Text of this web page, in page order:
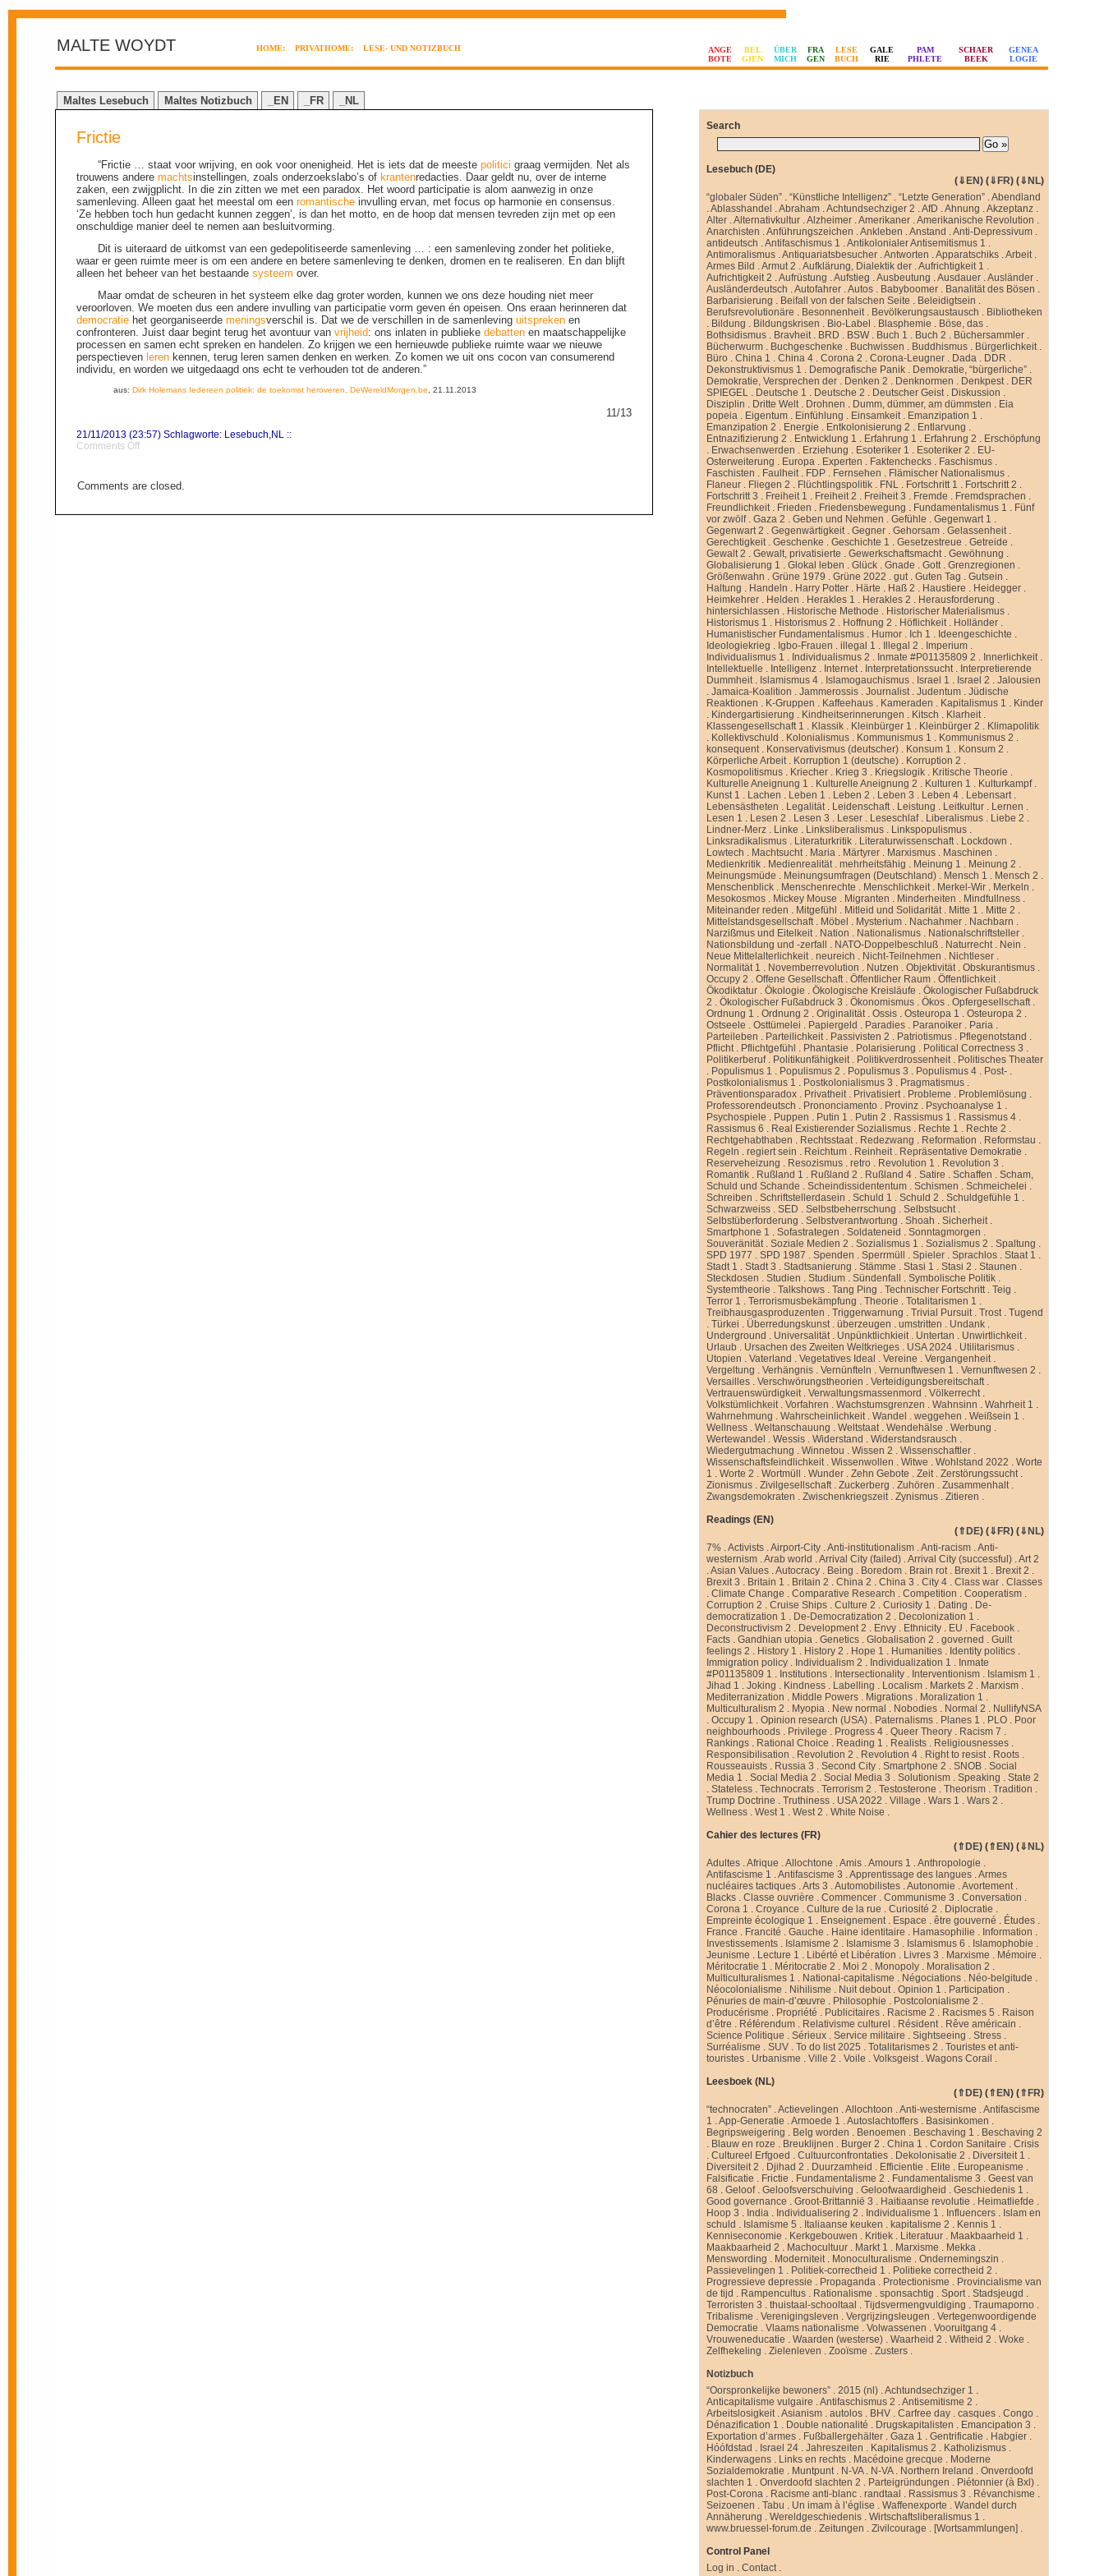
MALTE WOYDT HOME: PRIVATHOME: LESE- UND NOTIZBUCH
ANGE
BOTE
BEL
GIEN
ÜBER
MICH
FRA
GEN
LESE
BUCH
GALE
RIE
PAM
PHLETE
SCHAER
BEEK
GENEA
LOGIE
Maltes Lesebuch Maltes Notizbuch _EN _FR _NL
Frictie
“Frictie … staat voor wrijving, en ook voor onenigheid. Het is iets dat de meestepolitici graag vermijden. Net als
trouwens anderemachtsinstellingen, zoals onderzoekslabo’s of krantenredacties. Daar geldt nu, over de interne
zaken, een zwijgplicht. In die zin zitten we met een paradox. Het woord participatie is alom aanwezig in onze
samenleving. Alleen gaat het meestal om eenromantische invulling ervan, met focus op harmonie en consensus.
‘Ze hebben toch hun gedacht kunnen zeggen’, is dan het motto, en de hoop dat mensen tevreden zijn met op een
onschuldige manier deel te nemen aan besluitvorming.
Dit is uiteraard de uitkomst van een gedepolitiseerde samenleving … : een samenleving zonder het politieke,
waar er geen ruimte meer is om een andere en betere samenleving te denken, dromen en te realiseren. En dan blijft
alleen het beheer van het bestaandesysteem over.
Maar omdat de scheuren in het systeem elke dag groter worden, kunnen we ons deze houding niet meer
veroorloven. We moeten dus een andere invulling van participatie vorm geven én opeisen. Ons eraan herinneren dat
democratie het georganiseerdemeningsverschil is. Dat we de verschillen in de samenlevinguitspreken en
confronteren. Juist daar begint terug het avontuur vanvrijheid: ons inlaten in publiekedebatten en maatschappelijke
processen en samen echt spreken en handelen. Zo krijgen we een hernieuwde publieke ruimte waar we nieuwe
perspectieven leren kennen, terug leren samen denken en werken. Zo komen we uit ons cocon van consumerend
individu, en worden we uitgedaagd ons echt te verhouden tot de anderen.”
aus: Dirk Holemans Iedereen politiek: de toekomst heroveren, DeWereldMorgen.be , 21.11.2013
11/13
21/11/2013 (23:57) Schlagworte: Lesebuch,NL ::
Comments Offon
Comments are closed.
Search
Lesebuch (DE)
(⇓EN) (⇓FR) (⇓NL)
“globaler Süden” .“Künstliche Intelligenz” .“Letzte Generation” .Abendland
.Ablasshandel .Abraham .Achtundsechziger 2 .AfD .Ahnung .Akzeptanz .
Alter .Alternativkultur .Alzheimer .Amerikaner .Amerikanische Revolution .
Anarchisten .Anführungszeichen .Ankleben .Anstand .Anti-Depressivum .
antideutsch .Antifaschismus 1 .Antikolonialer Antisemitismus 1 .
Antimoralismus .Antiquariatsbesucher .Antworten .Apparatschiks .Arbeit.
Armes Bild .Armut 2 .Aufklärung, Dialektik der .Aufrichtigkeit 1 .
Aufrichtigkeit 2 .Aufrüstung .Aufstieg .Ausbeutung .Ausdauer .Ausländer .
Ausländerdeutsch .Autofahrer .Autos . Babyboomer . Banalität des Bösen .
Barbarisierung . Beifall von der falschen Seite . Beleidigtsein .
Berufsrevolutionäre . Besonnenheit. Bevölkerungsaustausch . Bibliotheken
. Bildung . Bildungskrisen . Bio-Label . Blasphemie . Böse, das .
Bothsidismus . Bravheit. BRD . BSW. Buch 1 . Buch 2 . Büchersammler .
Bücherwurm . Buchgeschenke . Buchwissen . Buddhismus . Bürgerlichkeit.
Büro .China 1 .China 4 .Corona 2 .Corona-Leugner . Dada . DDR .
Dekonstruktivismus 1 . Demografische Panik . Demokratie, “bürgerliche” .
Demokratie, Versprechen der . Denken 2 . Denknormen . Denkpest. DER
SPIEGEL . Deutsche 1 . Deutsche 2 . Deutscher Geist. Diskussion .
Disziplin . Dritte Welt. Drohnen . Dumm, dümmer, am dümmsten . Eia
popeia . Eigentum . Einfühlung . Einsamkeit. Emanzipation 1 .
Emanzipation 2 . Energie . Entkolonisierung 2 . Entlarvung .
Entnazifizierung 2 . Entwicklung 1 . Erfahrung 1 . Erfahrung 2 . Erschöpfung
. Erwachsenwerden . Erziehung . Esoteriker 1 . Esoteriker 2 . EU-
Osterweiterung . Europa . Experten . Faktenchecks . Faschismus .
Faschisten . Faulheit. FDP . Fernsehen . Flämischer Nationalismus .
Flaneur . Fliegen 2 . Flüchtlingspolitik . FNL . Fortschritt 1 . Fortschritt 2 .
Fortschritt 3 . Freiheit 1 . Freiheit 2 . Freiheit 3 . Fremde . Fremdsprachen .
Freundlichkeit. Frieden . Friedensbewegung . Fundamentalismus 1 . Fünf
vor zwölf.Gaza 2 .Geben und Nehmen .Gefühle .Gegenwart 1 .
Gegenwart 2 .Gegenwärtigkeit.Gegner .Gehorsam .Gelassenheit.
Gerechtigkeit.Geschenke .Geschichte 1 .Gesetzestreue .Getreide .
Gewalt 2 .Gewalt, privatisierte .Gewerkschaftsmacht.Gewöhnung .
Globalisierung 1 .Glokal leben .Glück .Gnade .Gott.Grenzregionen .
Größenwahn .Grüne 1979 .Grüne 2022 .gut.Guten Tag .Gutsein .
Haltung . Handeln . Harry Potter . Härte . Haß 2 . Haustiere . Heidegger .
Heimkehrer . Helden . Herakles 1 . Herakles 2 . Herausforderung .
hintersichlassen . Historische Methode . Historischer Materialismus .
Historismus 1 . Historismus 2 . Hoffnung 2 . Höflichkeit. Holländer .
Humanistischer Fundamentalismus . Humor . Ich 1 . Ideengeschichte .
Ideologiekrieg . Igbo-Frauen .illegal 1 . Illegal 2 . Imperium .
Individualismus 1 . Individualismus 2 . Inmate #P01135809 2 . Innerlichkeit.
Intellektuelle . Intelligenz . Internet. Interpretationssucht. Interpretierende
Dummheit. Islamismus 4 . Islamogauchismus . Israel 1 . Israel 2 .Jalousien
.Jamaica-Koalition .Jammerossis .Journalist.Judentum .Jüdische
Reaktionen . K-Gruppen . Kaffeehaus . Kameraden . Kapitalismus 1 . Kinder
. Kindergartisierung . Kindheitserinnerungen . Kitsch . Klarheit.
Klassengesellschaft 1 . Klassik . Kleinbürger 1 . Kleinbürger 2 . Klimapolitik
. Kollektivschuld . Kolonialismus . Kommunismus 1 . Kommunismus 2 .
konsequent. Konservativismus (deutscher) . Konsum 1 . Konsum 2 .
Körperliche Arbeit. Korruption 1 (deutsche) . Korruption 2 .
Kosmopolitismus . Kriecher . Krieg 3 . Kriegslogik . Kritische Theorie .
Kulturelle Aneignung 1 . Kulturelle Aneignung 2 . Kulturen 1 . Kulturkampf.
Kunst 1 . Lachen . Leben 1 . Leben 2 . Leben 3 . Leben 4 . Lebensart.
Lebensästheten . Legalität. Leidenschaft. Leistung . Leitkultur . Lernen .
Lesen 1 . Lesen 2 . Lesen 3 . Leser . Leseschlaf. Liberalismus . Liebe 2 .
Lindner-Merz . Linke . Linksliberalismus . Linkspopulismus .
Linksradikalismus . Literaturkritik . Literaturwissenschaft. Lockdown .
Lowtech . Machtsucht. Maria . Märtyrer . Marxismus . Maschinen .
Medienkritik . Medienrealität.mehrheitsfähig . Meinung 1 . Meinung 2 .
Meinungsmüde . Meinungsumfragen (Deutschland) . Mensch 1 . Mensch 2 .
Menschenblick . Menschenrechte . Menschlichkeit. Merkel-Wir . Merkeln .
Mesokosmos . Mickey Mouse . Migranten . Minderheiten . Mindfullness .
Miteinander reden . Mitgefühl . Mitleid und Solidarität. Mitte 1 . Mitte 2 .
Mittelstandsgesellschaft. Möbel . Mysterium . Nachahmer . Nachbarn .
Narzißmus und Eitelkeit. Nation . Nationalismus . Nationalschriftsteller .
Nationsbildung und -zerfall
. NATO-Doppelbeschluß . Naturrecht. Nein .
Neue Mittelalterlichkeit.neureich . Nicht-Teilnehmen . Nichtleser .
Normalität 1 . Novemberrevolution . Nutzen .Objektivität.Obskurantismus .
Occupy 2 .Offene Gesellschaft.Öffentlicher Raum .Öffentlichkeit.
Ökodiktatur .Ökologie .Ökologische Kreisläufe .Ökologischer Fußabdruck
2 .Ökologischer Fußabdruck 3 .Ökonomismus .Ökos .Opfergesellschaft.
Ordnung 1 .Ordnung 2 .Originalität.Ossis .Osteuropa 1 .Osteuropa 2 .
Ostseele .Osttümelei . Papiergeld . Paradies . Paranoiker . Paria .
Parteileben . Parteilichkeit. Passivisten 2 . Patriotismus . Pflegenotstand .
Pflicht. Pflichtgefühl . Phantasie . Polarisierung . Political Correctness 3 .
Politikerberuf. Politikunfähigkeit. Politikverdrossenheit. Politisches Theater
. Populismus 1 . Populismus 2 . Populismus 3 . Populismus 4 . Post- .
Postkolonialismus 1 . Postkolonialismus 3 . Pragmatismus .
Präventionsparadox . Privatheit. Privatisiert. Probleme . Problemlösung .
Professorendeutsch . Prononciamento . Provinz . Psychoanalyse 1 .
Psychospiele . Puppen . Putin 1 . Putin 2 . Rassismus 1 . Rassismus 4 .
Rassismus 6 . Real Existierender Sozialismus . Rechte 1 . Rechte 2 .
Rechtgehabthaben . Rechtsstaat. Redezwang . Reformation . Reformstau .
Regeln .regiert sein . Reichtum . Reinheit. Repräsentative Demokratie .
Reserveheizung . Resozismus .retro . Revolution 1 . Revolution 3 .
Romantik . Rußland 1 . Rußland 2 . Rußland 4 .Satire .Schaffen .Scham,
Schuld und Schande .Scheindissidententum .Schismen .Schmeichelei .
Schreiben .Schriftstellerdasein .Schuld 1 .Schuld 2 .Schuldgefühle 1 .
Schwarzweiss .SED .Selbstbeherrschung .Selbstsucht.
Selbstüberforderung .Selbstverantwortung .Shoah .Sicherheit.
Smartphone 1 .Sofastrategen .Soldateneid .Sonntagmorgen .
Souveränität.Soziale Medien 2 .Sozialismus 1 .Sozialismus 2 .Spaltung .
SPD 1977 .SPD 1987 .Spenden .Sperrmüll .Spieler .Sprachlos .Staat 1 .
Stadt 1 .Stadt 3 .Stadtsanierung .Stämme .Stasi 1 .Stasi 2 .Staunen .
Steckdosen .Studien .Studium .Sündenfall .Symbolische Politik .
Systemtheorie .Talkshows .Tang Ping .Technischer Fortschritt.Teig .
Terror 1 .Terrorismusbekämpfung .Theorie .Totalitarismen 1 .
Treibhausgasproduzenten .Triggerwarnung .Trivial Pursuit.Trost.Tugend
.Türkei . Überredungskunst.überzeugen .umstritten . Undank .
Underground . Universalität. Unpünktlichkieit. Untertan . Unwirtlichkeit.
Urlaub . Ursachen des Zweiten Weltkrieges . USA 2024 . Utilitarismus .
Utopien .Vaterland .Vegetatives Ideal .Vereine .Vergangenheit.
Vergeltung .Verhängnis .Vernünfteln .Vernunftwesen 1 .Vernunftwesen 2 .
Versailles .Verschwörungstheorien .Verteidigungsbereitschaft.
Vertrauenswürdigkeit.Verwaltungsmassenmord .Völkerrecht.
Volkstümlichkeit.Vorfahren .Wachstumsgrenzen .Wahnsinn .Wahrheit 1 .
Wahrnehmung .Wahrscheinlichkeit.Wandel .weggehen .Weißsein 1 .
Wellness .Weltanschauung .Weltstaat.Wendehälse .Werbung .
Wertewandel .Wessis .Widerstand .Widerstandsrausch .
Wiedergutmachung .Winnetou .Wissen 2 .Wissenschaftler .
Wissenschaftsfeindlichkeit.Wissenwollen .Witwe .Wohlstand 2022 .Worte
1 .Worte 2 .Wortmüll .Wunder .Zehn Gebote .Zeit.Zerstörungssucht.
Zionismus .Zivilgesellschaft.Zuckerberg .Zuhören .Zusammenhalt.
Zwangsdemokraten .Zwischenkriegszeit.Zynismus .Zitieren .
Readings (EN)
(⇑DE) (⇓FR) (⇓NL)
7% .Activists .Airport-City .Anti-institutionalism .Anti-racism .Anti-
westernism .Arab world .Arrival City (failed) .Arrival City (successful) .Art 2
.Asian Values .Autocracy . Being . Boredom . Brain rot. Brexit 1 . Brexit 2 .
Brexit 3 . Britain 1 . Britain 2 .China 2 .China 3 .City 4 .Class war .Classes
.Climate Change .Comparative Research .Competition .Cooperatism .
Corruption 2 .Cruise Ships .Culture 2 .Curiosity 1 . Dating . De-
democratization 1 . De-Democratization 2 . Decolonization 1 .
Deconstructivism 2 . Development 2 . Envy . Ethnicity . EU . Facebook .
Facts .Gandhian utopia .Genetics .Globalisation 2 .governed .Guilt
feelings 2 . History 1 . History 2 . Hope 1 . Humanities . Identity politics .
Immigration policy . Individualism 2 . Individualization 1 . Inmate
#P01135809 1 . Institutions . Intersectionality . Interventionism . Islamism 1 .
Jihad 1 .Joking . Kindness . Labelling . Localism . Markets 2 . Marxism .
Mediterranization . Middle Powers . Migrations . Moralization 1 .
Multiculturalism 2 . Myopia . New normal . Nobodies . Normal 2 . NullifyNSA
.Occupy 1 .Opinion research (USA) . Paternalisms . Planes 1 . PLO . Poor
neighbourhoods . Privilege . Progress 4 .Queer Theory . Racism 7 .
Rankings . Rational Choice . Reading 1 . Realists . Religiousnesses .
Responsibilisation . Revolution 2 . Revolution 4 . Right to resist. Roots .
Rousseauists . Russia 3 .Second City .Smartphone 2 .SNOB .Social
Media 1 .Social Media 2 .Social Media 3 .Solutionism .Speaking .State 2
.Stateless .Technocrats .Terrorism 2 .Testosterone .Theorism .Tradition .
Trump Doctrine .Truthiness . USA 2022 .Village .Wars 1 .Wars 2 .
Wellness .West 1 .West 2 .White Noise .
Cahier des lectures (FR)
(⇑DE) (⇑EN) (⇓NL)
Adultes .Afrique .Allochtone .Amis .Amours 1 .Anthropologie .
Antifascisme 1 .Antifascisme 3 .Apprentissage des langues .Armes
nucléaires tactiques .Arts 3 .Automobilistes .Autonomie .Avortement.
Blacks .Classe ouvrière .Commencer .Communisme 3 .Conversation .
Corona 1 .Croyance .Culture de la rue .Curiosité 2 . Diplocratie .
Empreinte écologique 1 . Enseignement. Espace .être gouverné . Études .
France . Francité .Gauche . Haine identitaire . Hamasophilie . Information .
Investissements . Islamisme 2 . Islamisme 3 . Islamismus 6 . Islamophobie .
Jeunisme . Lecture 1 . Libérté et Libération . Livres 3 . Marxisme . Mémoire .
Méritocratie 1 . Méritocratie 2 . Moi 2 . Monopoly . Moralisation 2 .
Multiculturalismes 1 . National-capitalisme . Négociations . Néo-belgitude .
Néocolonialisme . Nihilisme . Nuit debout.Opinion 1 . Participation .
Pénuries de main-d’œuvre . Philosophie . Postcolonialisme 2 .
Producérisme . Propriété . Publicitaires . Racisme 2 . Racismes 5 . Raison
d’être . Référendum . Relativisme culturel . Résident. Rêve américain .
Science Politique .Sérieux .Service militaire .Sightseeing .Stress .
Surréalisme .SUV .To do list 2025 .Totalitarismes 2 .Touristes et anti-
touristes . Urbanisme .Ville 2 .Voile .Volksgeist.Wagons Corail .
Leesboek (NL)
(⇑DE) (⇑EN) (⇑FR)
“technocraten” .Actievelingen .Allochtoon .Anti-westernisme .Antifascisme
1 .App-Generatie .Armoede 1 .Autoslachtoffers . Basisinkomen .
Begripsweigering . Belg worden . Benoemen . Beschaving 1 . Beschaving 2
. Blauw en roze . Breuklijnen . Burger 2 .China 1 .Cordon Sanitaire .Crisis
.Cultureel Erfgoed .Cultuurconfrontaties . Dekolonisatie 2 . Diversiteit 1 .
Diversiteit 2 . Djihad 2 . Duurzamheid . Efficientie . Elite . Europeanisme .
Falsificatie . Frictie . Fundamentalisme 2 . Fundamentalisme 3 .Geest van
68 .Geloof.Geloofsverschuiving .Geloofwaardigheid .Geschiedenis 1 .
Good governance .Groot-Brittannië 3 . Haitiaanse revolutie . Heimatliefde .
Hoop 3 . India . Individualisering 2 . Individualisme 1 . Influencers . Islam en
schuld . Islamisme 5 . Italiaanse keuken . kapitalisme 2 . Kennis 1 .
Kenniseconomie . Kerkgebouwen . Kritiek . Literatuur . Maakbaarheid 1 .
Maakbaarheid 2 . Machocultuur . Markt 1 . Marxisme . Mekka .
Menswording . Moderniteit. Monoculturalisme .Ondernemingszin .
Passievelingen 1 . Politiek-correctheid 1 . Politieke correctheid 2 .
Progressieve depressie . Propaganda . Protectionisme . Provincialisme van
de tijd . Rampencultus . Rationalisme .sponsachtig .Sport.Stadsjeugd .
Terroristen 3 .thuistaal-schooltaal .Tijdsvermengvuldiging .Traumaporno .
Tribalisme .Verenigingsleven .Vergrijzingsleugen .Vertegenwoordigende
Democratie .Vlaams nationalisme .Volwassenen .Vooruitgang 4 .
Vrouweneducatie .Waarden (westerse) .Waarheid 2 .Witheid 2 .Woke .
Zelfhekeling .Zielenleven .Zooïsme .Zusters .
Notizbuch
“Oorspronkelijke bewoners” .2015 (nl) .Achtundsechziger 1 .
Anticapitalisme vulgaire .Antifaschismus 2 .Antisemitisme 2 .
Arbeitslosigkeit.Asianism .autolos . BHV .Carfree day .casques .Congo .
Dénazification 1 . Double nationalité . Drugskapitalisten . Emancipation 3 .
Exportation d’armes . Fußballergehälter .Gaza 1 .Gentrificatie . Habgier .
Hóófdstad . Israel 24 .Jahreszeiten . Kapitalismus 2 . Katholizismus .
Kinderwagens . Links en rechts . Macédoine grecque . Moderne
Sozialdemokratie . Muntpunt. N-VA. N-VA. Northern Ireland .Onverdoofd
slachten 1 .Onverdoofd slachten 2 . Parteigründungen . Piétonnier (à Bxl) .
Post-Corona . Racisme anti-blanc .randtaal . Rassismus 3 . Révanchisme .
Seizoenen .Tabu . Un imam à l’église .Waffenexporte .Wandel durch
Annäherung .Wereldgeschiedenis .Wirtschaftsliberalismus 1 .
www.bruessel-forum.de .Zeitungen .Zivilcourage . [Wortsammlungen] .
Control Panel
Log in .Contact.